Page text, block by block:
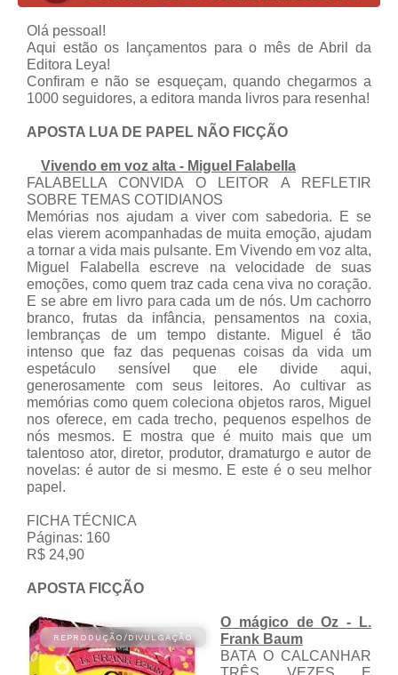
Olá pessoal!
Aqui estão os lançamentos para o mês de Abril da
Editora Leya!
Confiram e não se esqueçam, quando chegarmos a
1000 seguidores, a editora manda livros para resenha!
APOSTA LUA DE PAPEL NÃO FICÇÃO
Vivendo em voz alta - Miguel Falabella
FALABELLA CONVIDA O LEITOR A REFLETIR
SOBRE TEMAS COTIDIANOS
Memórias nos ajudam a viver com sabedoria. E se
elas vierem acompanhadas de muita emoção, ajudam
a tornar a vida mais pulsante. Em Vivendo em voz alta,
Miguel Falabella escreve na velocidade de suas
emoções, como quem traz cada cena viva no coração.
E se abre em livro para cada um de nós. Um cachorro
branco, frutas da infância, pensamentos na coxia,
lembranças de um tempo distante. Miguel é tão
intenso que faz das pequenas coisas da vida um
espetáculo sensível que ele divide aqui,
generosamente com seus leitores. Ao cultivar as
memórias como quem coleciona objetos raros, Miguel
nos oferece, em cada trecho, pequenos espelhos de
nós mesmos. E mostra que é muito mais que um
talentoso ator, diretor, produtor, dramaturgo e autor de
novelas: é autor de si mesmo. E este é o seu melhor
papel.
FICHA TÉCNICA
Páginas: 160
R$ 24,90
APOSTA FICÇÃO
O mágico de Oz - L.
Frank Baum
BATA O CALCANHAR